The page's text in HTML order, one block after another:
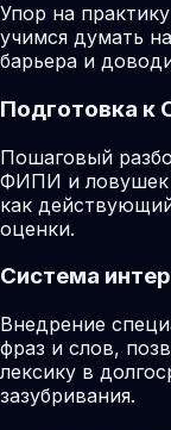
Упор на
учимся думать
барьера и
Подготовка к
Пошаговый
ФИПИ и ловушек
как
оценки.
Система
Внедрение
фраз и слов,
лексику в
зазубривания.